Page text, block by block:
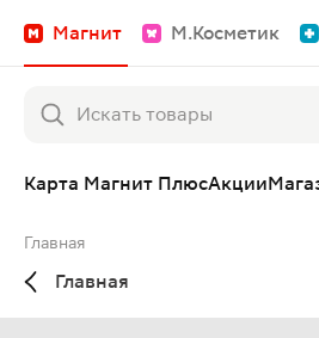
Магнит М.Косметик
Карта Магнит ПлюсАкции
Главная
Главная